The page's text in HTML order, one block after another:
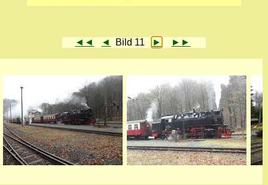
◄◄ ◄ Bild 11 ► ►►